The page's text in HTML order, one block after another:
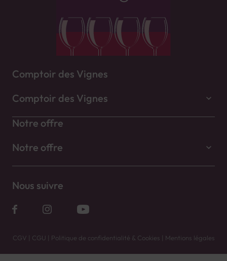
Comptoir des Vignes
Comptoir des Vignes
Notre offre
Notre offre
Nous suivre
CGV | CGU | Politique de confidentialité & Cookies | Mentions légales